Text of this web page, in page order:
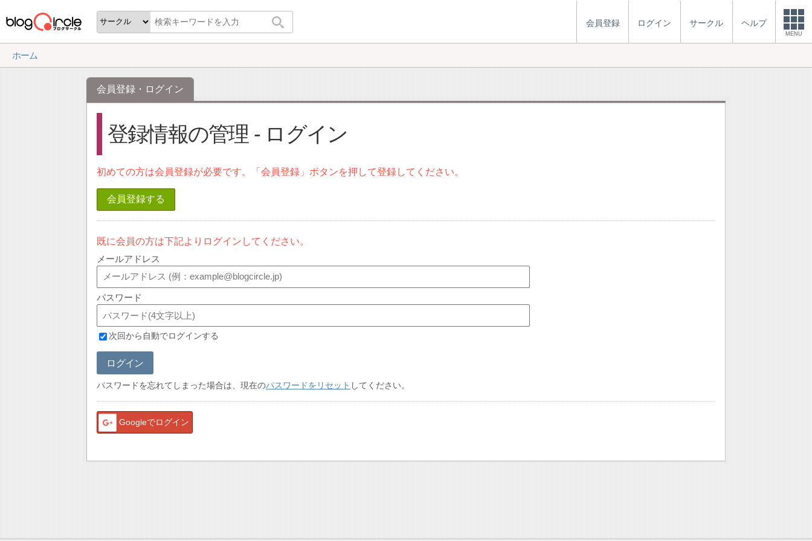
会員登録 ログイン サークル ヘルプ
MENU
ホーム
会員登録・ログイン
登録情報の管理 - ログイン
初めての方は会員登録が必要です。「会員登録」ボタンを押して登録してください。
会員登録する
既に会員の方は下記よりログインしてください。
メールアドレス
パスワード
次回から自動でログインする
ログイン
パスワードを忘れてしまった場合は、現在のパスワードをリセット してください。
Googleでログイン